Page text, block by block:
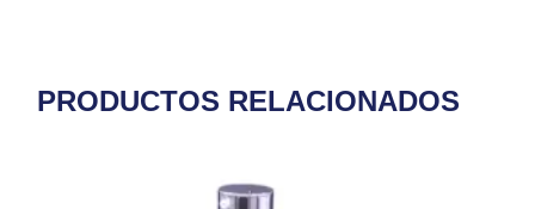
PRODUCTOS RELACIONADOS